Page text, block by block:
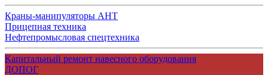
Краны-манипуляторы АНТ
Прицепная техника
Нефтепромысловая спецтехника
Капитальный ремонт навесного оборудования
ДОПОГ